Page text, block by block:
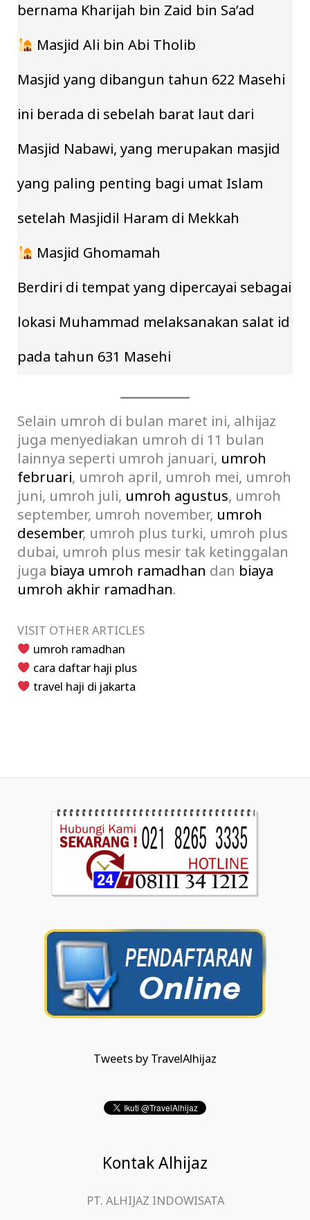
bernama Kharijah bin Zaid bin Sa’ad
Masjid Ali bin Abi Tholib
Masjid yang dibangun tahun 622 Masehi
ini berada di sebelah barat laut dari
Masjid Nabawi, yang merupakan masjid
yang paling penting bagi umat Islam
setelah Masjidil Haram di Mekkah
Masjid Ghomamah
Berdiri di tempat yang dipercayai sebagai
lokasi Muhammad melaksanakan salat id
pada tahun 631 Masehi
Selain umroh di bulan maret ini, alhijaz
juga menyediakan umroh di 11 bulan
lainnya seperti umroh januari, umroh
februari, umroh april, umroh mei, umroh
juni, umroh juli, umroh agustus, umroh
september, umroh november, umroh
desember, umroh plus turki, umroh plus
dubai, umroh plus mesir tak ketinggalan
juga biaya umroh ramadhan dan biaya
umroh akhir ramadhan.
VISIT OTHER ARTICLES
umroh ramadhan
cara daftar haji plus
travel haji di jakarta
Tweets by TravelAlhijaz
Kontak Alhijaz
PT. ALHIJAZ INDOWISATA